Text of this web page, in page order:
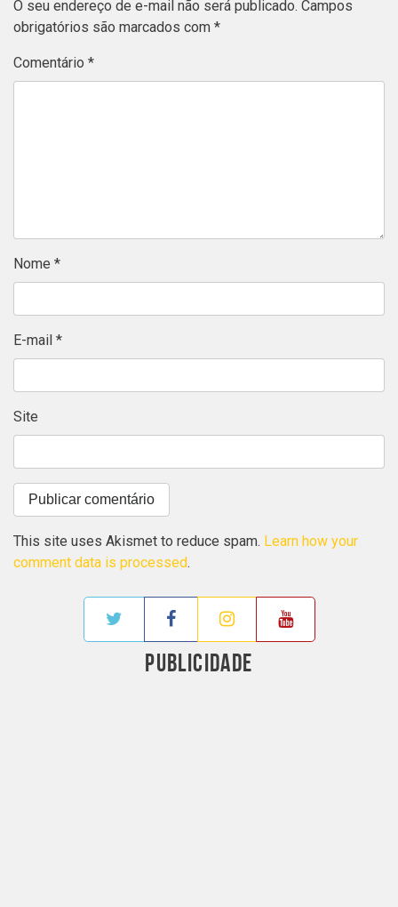
O seu endereço de e-mail não será publicado. Campos
obrigatórios são marcados com *
Comentário *
Nome *
E-mail *
Site
This site uses Akismet to reduce spam. Learn how your
comment data is processed.
PUBLICIDADE